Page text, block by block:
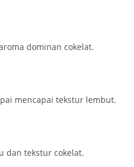
dominan cokelat.
mencapai tekstur lembut.
dan tekstur cokelat.